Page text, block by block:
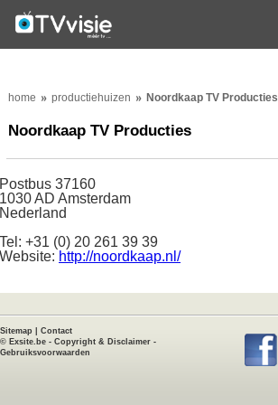
home productiehuizen Noordkaap TV Producties
Noordkaap TV Producties
Postbus 37160
1030 AD Amsterdam
Nederland
Tel: +31 (0) 20 261 39 39
Website: http://noordkaap.nl/
Sitemap
Contact
© Exsite.be - Copyright & Disclaimer -
Gebruiksvoorwaarden